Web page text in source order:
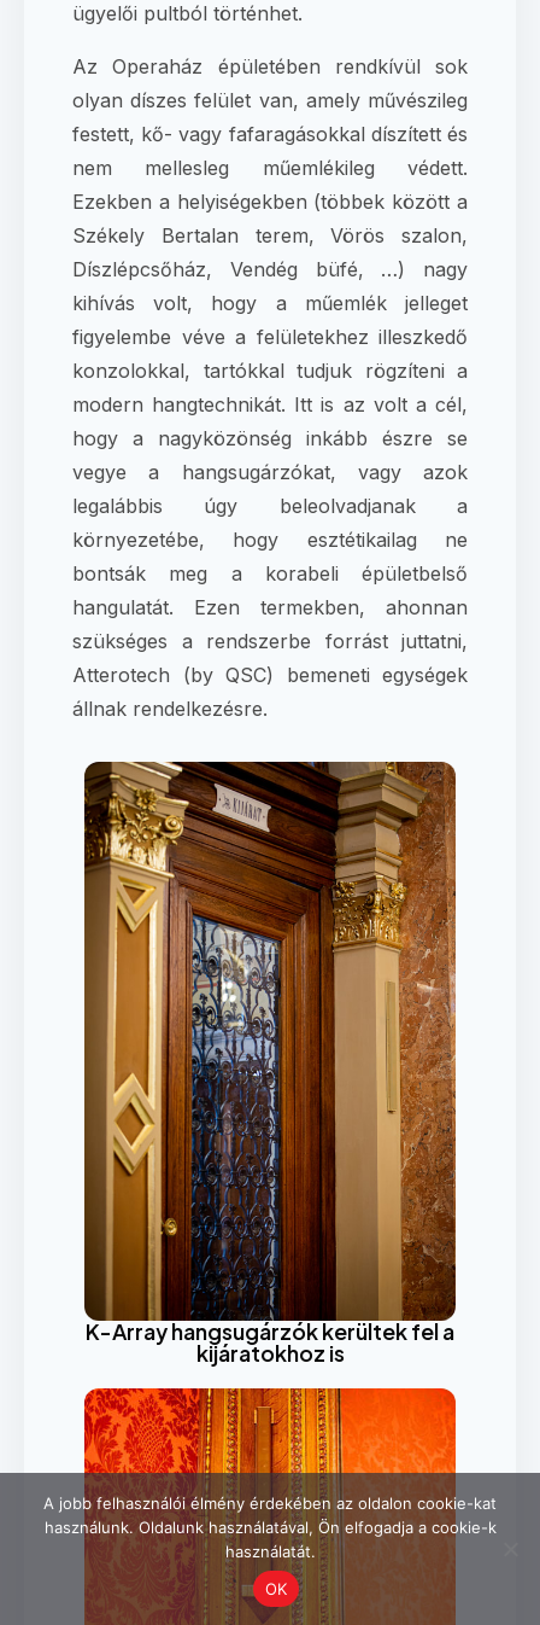
ügyelői pultból történhet.
Az Operaház épületében rendkívül sok
olyan díszes felület van, amely művészileg
festett, kő- vagy fafaragásokkal díszített és
nem mellesleg műemlékileg védett.
Ezekben a helyiségekben (többek között a
Székely Bertalan terem, Vörös szalon,
Díszlépcsőház, Vendég büfé, …) nagy
kihívás volt, hogy a műemlék jelleget
figyelembe véve a felületekhez illeszkedő
konzolokkal, tartókkal tudjuk rögzíteni a
modern hangtechnikát. Itt is az volt a cél,
hogy a nagyközönség inkább észre se
vegye a hangsugárzókat, vagy azok
legalábbis úgy beleolvadjanak a
környezetébe, hogy esztétikailag ne
bontsák meg a korabeli épületbelső
hangulatát. Ezen termekben, ahonnan
szükséges a rendszerbe forrást juttatni,
Atterotech (by QSC) bemeneti egységek
állnak rendelkezésre.
K-Array hangsugárzók kerültek fel a
kijáratokhoz is
A jobb felhasználói élmény érdekében az oldalon cookie-kat
használunk. Oldalunk használatával, Ön elfogadja a cookie-k
használatát.
OK